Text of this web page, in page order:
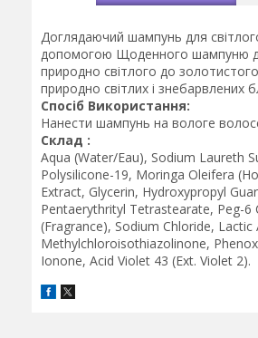
Доглядаючий шампунь для
допомогою Щоденного шампуню
природно світлого до
природно світлих і знебарвлених
Спосіб Використання:
Нанести шампунь на вологе
Склад :
Aqua (Water/Eau), Sodium Laureth
Polysilicone-19, Moringa Oleifera
Extract, Glycerin, Hydroxypropyl
Pentaerythrityl Tetrastearate, Peg-6
(Fragrance), Sodium Chloride,
Methylchloroisothiazolinone,
Ionone, Acid Violet 43 (Ext. Violet 2).